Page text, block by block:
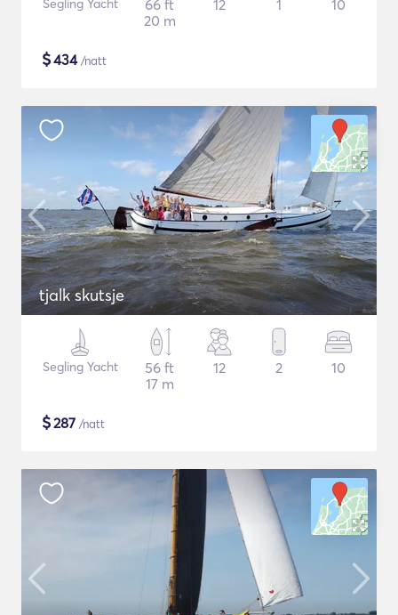
Segling Yacht
66 ft
20 m
12 1 10
$434/natt
tjalk skutsje
Segling Yacht
56 ft
17 m
12 2 10
$287 /natt